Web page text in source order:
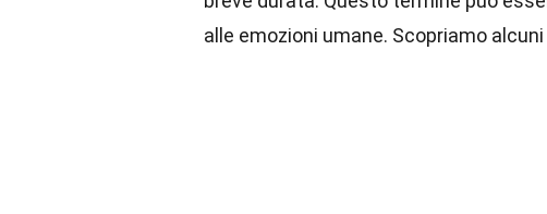
alle emozioni umane. Scopriamo